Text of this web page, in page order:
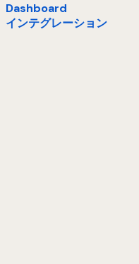
Dashboard
インテグレーション